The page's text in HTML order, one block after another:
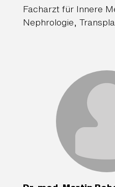
Facharzt für Innere
Nephrologie,